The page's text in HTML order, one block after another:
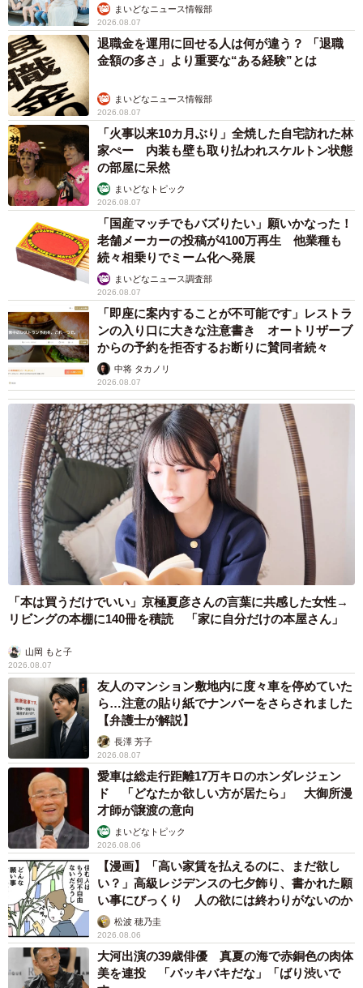
まいどなニュース情報部
2026.08.07
退職金を運用に回せる人は何が違う？ 「退職
金額の多さ」より重要な“ある経験”とは
まいどなニュース情報部
2026.08.07
「火事以来10カ月ぶり」全焼した自宅訪れた林
家ぺー 内装も壁も取り払われスケルトン状態
の部屋に呆然
まいどなトピック
2026.08.07
「国産マッチでもバズりたい」願いかなった！
老舗メーカーの投稿が4100万再生 他業種も
続々相乗りでミーム化へ発展
まいどなニュース調査部
2026.08.07
「即座に案内することが不可能です」レストラ
ンの入り口に大きな注意書き オートリザーブ
からの予約を拒否するお断りに賛同者続々
中将 タカノリ
2026.08.07
「本は買うだけでいい」京極夏彦さんの言葉に共感した女性→
リビングの本棚に140冊を積読 「家に自分だけの本屋さん」
山岡 もと子
2026.08.07
友人のマンション敷地内に度々車を停めていた
ら…注意の貼り紙でナンバーをさらされました
【弁護士が解説】
長澤 芳子
2026.08.07
愛車は総走行距離17万キロのホンダレジェン
ド 「どなたか欲しい方が居たら」 大御所漫
才師が譲渡の意向
まいどなトピック
2026.08.06
【漫画】「高い家賃を払えるのに、まだ欲し
い？」高級レジデンスの七夕飾り、書かれた願
い事にびっくり 人の欲には終わりがないのか
松波 穂乃圭
2026.08.06
大河出演の39歳俳優 真夏の海で赤銅色の肉体
美を連投 「バッキバキだな」「ばり渋いで